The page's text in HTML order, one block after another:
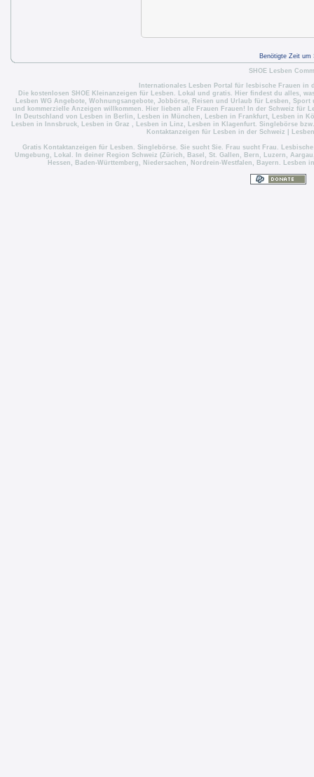
Benötigte Zeit um
SHOE Lesben
Internationales Lesben Portal für lesbische Frauen in
Die kostenlosen SHOE Kleinanzeigen für Lesben. Lokal und gratis. Hier findest du alles,
Lesben WG Angebote, Wohnungsangebote, Jobbörse, Reisen und Urlaub für Lesben, Sport
und kommerzielle Anzeigen willkommen. Hier lieben alle Frauen Frauen! In der Schweiz für
In Deutschland von Lesben in Berlin, Lesben in München, Lesben in Frankfurt, Lesben in
Lesben in Innsbruck, Lesben in Graz , Lesben in Linz, Lesben in Klagenfurt. Singlebörse
Kontaktanzeigen für Lesben in der Schweiz
Gratis Kontaktanzeigen für Lesben. Singlebörse. Sie sucht Sie. Frau sucht Frau.
Umgebung, Lokal. In deiner Region Schweiz (Zürich, Basel, St. Gallen, Bern, Luzern,
Hessen, Baden-Württemberg, Niedersachen, Nordrein-Westfalen, Bayern.